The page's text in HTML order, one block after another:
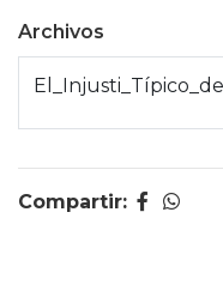
Archivos
Compartir: